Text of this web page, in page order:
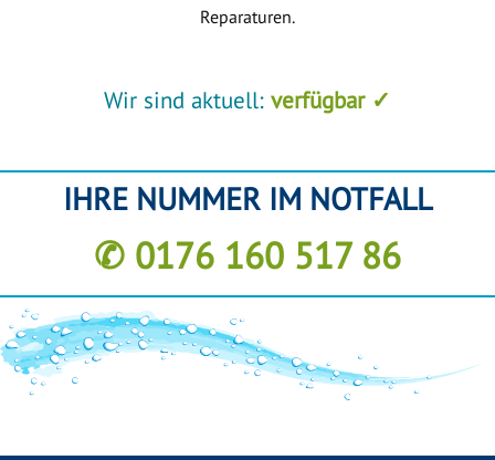
Reparaturen.
Wir sind aktuell: verfügbar ✓
IHRE NUMMER IM NOTFALL
✆ 0176 160 517 86